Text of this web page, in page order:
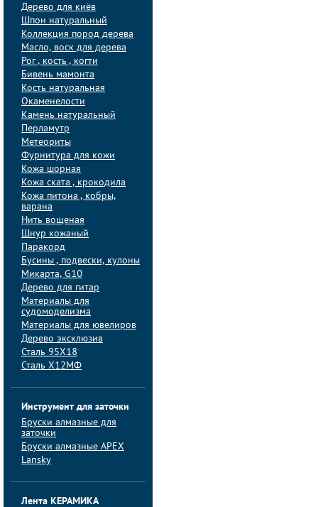
Дерево для киёв
Шпон натуральный
Коллекция пород дерева
Масло, воск для дерева
Рог , кость , когти
Бивень мамонта
Кость натуральная
Окаменелости
Камень натуральный
Перламутр
Метеориты
Фурнитура для кожи
Кожа шорная
Кожа ската , крокодила
Кожа питона , кобры,
варана
Нить вощеная
Шнур кожаный
Паракорд
Бусины , подвески, кулоны
Микарта, G10
Дерево для гитар
Материалы для
судомоделизма
Материалы для ювелиров
Дерево эксклюзив
Сталь 95Х18
Сталь Х12МФ
Инструмент для заточки
Бруски алмазные для
заточки
Бруски алмазные APEX
Lansky
Лента КЕРАМИКА